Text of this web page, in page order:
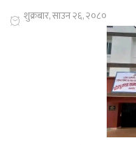
शुक्रबार, साउन २६, २०८०